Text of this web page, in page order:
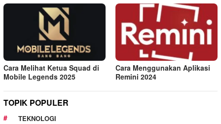
Cara Melihat Ketua Squad di
Mobile Legends 2025
Cara Menggunakan Aplikasi
Remini 2024
TOPIK POPULER
TEKNOLOGI